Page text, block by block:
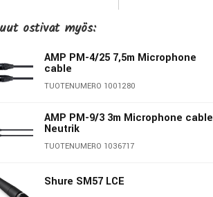
nerokkaista
Saksan
maahan kautta
ostivat myös:
AMP PM-4/25 7,5m Microphone
cable
TUOTENUMERO 1001280
AMP PM-9/3 3m Microphone cable
Neutrik
TUOTENUMERO 1036717
Shure SM57 LCE